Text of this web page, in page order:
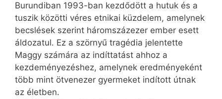
Burundiban 1993-ban kezdődött a hutuk és a
tuszik közötti véres etnikai küzdelem, amelynek
becslések szerint háromszázezer ember esett
áldozatul. Ez a szörnyű tragédia jelentette
Maggy számára az indíttatást ahhoz a
kezdeményezéshez, amelynek eredményeként
több mint ötvenezer gyermeket indított útnak
az életben.